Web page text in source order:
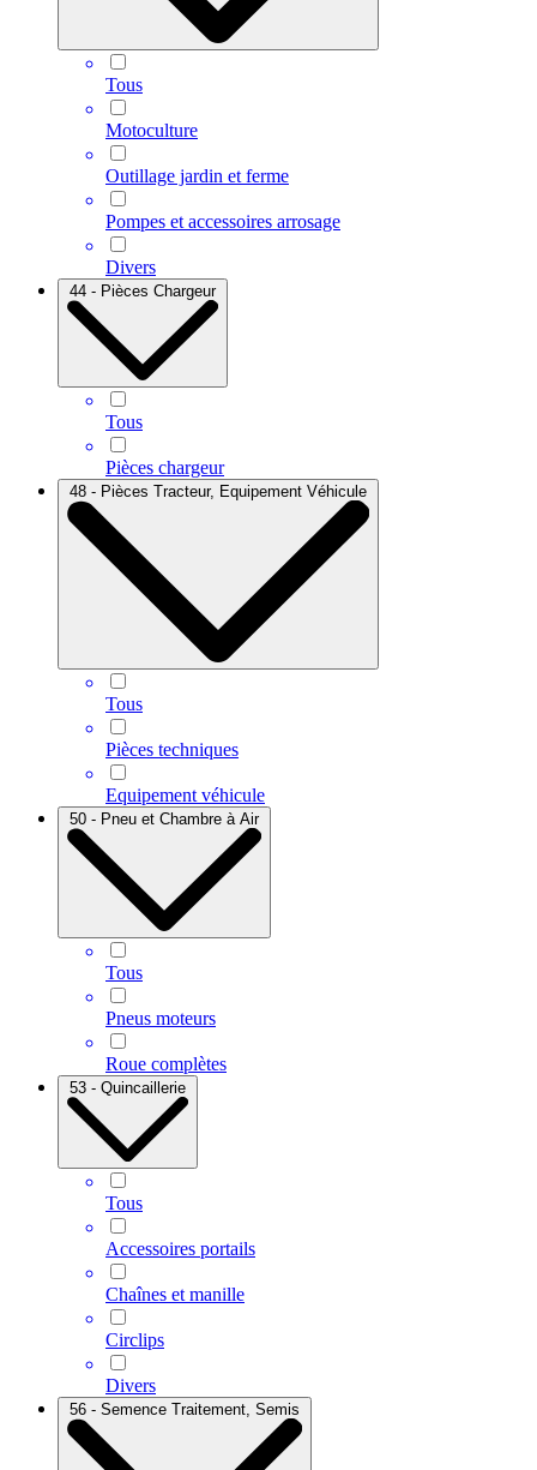
Tous
Motoculture
Outillage jardin et ferme
Pompes et accessoires arrosage
Divers
44 - Pièces Chargeur
Tous
Pièces chargeur
48 - Pièces Tracteur, Equipement Véhicule
Tous
Pièces techniques
Equipement véhicule
50 - Pneu et Chambre à Air
Tous
Pneus moteurs
Roue complètes
53 - Quincaillerie
Tous
Accessoires portails
Chaînes et manille
Circlips
Divers
56 - Semence Traitement, Semis